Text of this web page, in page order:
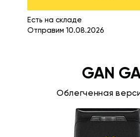
Есть на складе
Отправим 10.08.2026
GAN
Облегченная